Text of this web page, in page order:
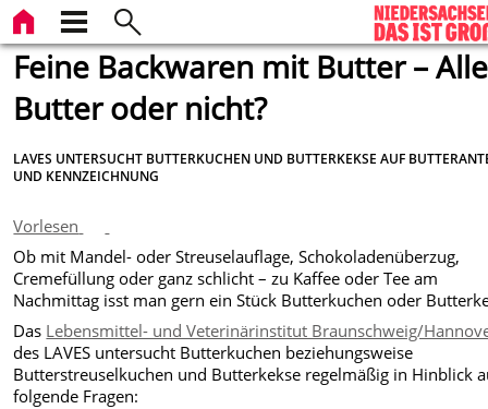
Feine Backwaren mit Butter –
Butter oder nicht?
LAVES UNTERSUCHT BUTTERKUCHEN UND BUTTERKEKSE AUF
UND KENNZEICHNUNG
Vorlesen
Ob mit Mandel- oder Streuselauflage, Schokoladenüberzug,
Cremefüllung oder ganz schlicht – zu Kaffee oder Tee am
Nachmittag isst man gern ein Stück Butterkuchen oder
Das Lebensmittel- und Veterinärinstitut Braunschweig/
des LAVES untersucht Butterkuchen beziehungsweise
Butterstreuselkuchen und Butterkekse regelmäßig in Hinblick
folgende Fragen: